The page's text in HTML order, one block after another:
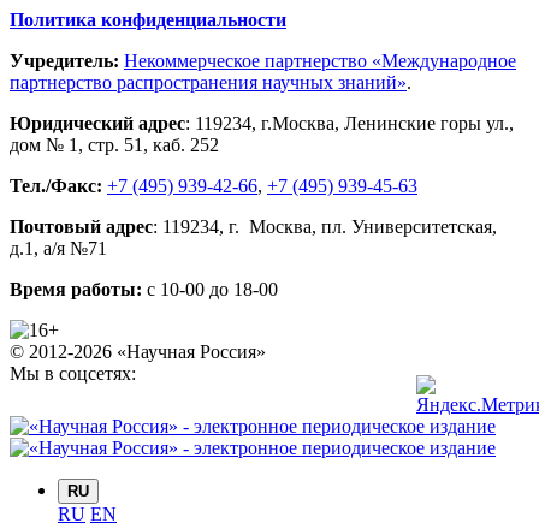
Политика конфиденциальности
Учредитель: Некоммерческое партнерство «Международное
партнерство распространения научных знаний».
Юридический адрес: 119234, г.Москва, Ленинские горы ул.,
дом № 1, стр. 51 , каб. 252
Тел./Факс: +7 (495) 939-42-66, +7 (495) 939-45-63
Почтовый адрес: 119234, г. Москва, пл. Университетская,
д.1 , а/я №71
Время работы: с 10-00 до 18-00
© 2012-2026 «Научная Россия»
Мы в соцсетях:
RU
RU EN